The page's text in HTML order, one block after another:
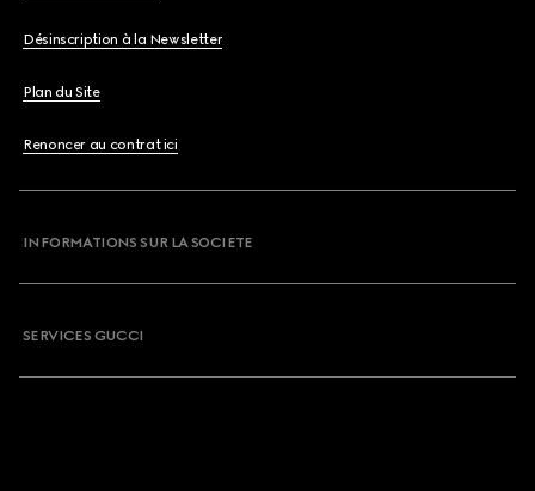
Désinscription à la Newsletter
Plan du Site
Renoncer au contrat ici
INFORMATIONS SUR LA SOCIETE
SERVICES GUCCI